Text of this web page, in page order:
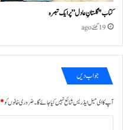
کتاب "گلستانِ عادل” پر ایک تبصرہ
19 گھنٹے ago
جواب دیں
آپ کا ای میل ایڈریس شائع نہیں کیا جائے گا۔ضروری خانوں کو*